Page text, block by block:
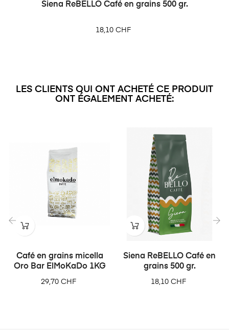
Siena ReBELLO Café en grains 500 gr.
Prix
18,10 CHF
LES CLIENTS QUI ONT ACHETÉ CE PRODUIT
ONT ÉGALEMENT ACHETÉ:
Café en grains micella
Oro Bar ElMoKaDo 1KG
Prix
29,70 CHF
Siena ReBELLO Café en
grains 500 gr.
Prix
18,10 CHF